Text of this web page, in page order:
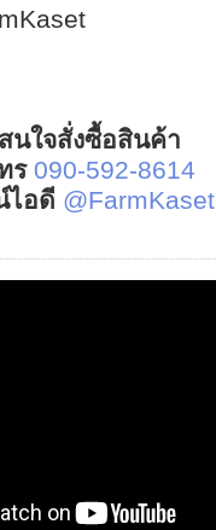
สนใจสั่งซื้อสินค้า
ร 090-592-8614
ไอดี @FarmKaset